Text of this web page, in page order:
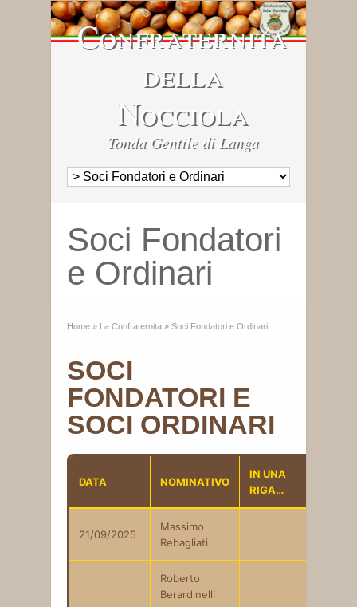
Confraternita
della
Nocciola
Tonda Gentile di Langa
Soci Fondatori
e Ordinari
Home » La Confraternita » Soci Fondatori e Ordinari
SOCI
FONDATORI E
SOCI ORDINARI
DATA NOMINATIVO
IN UNA
RIGA…
21/09/2025
Massimo
Rebagliati
Roberto
Berardinelli